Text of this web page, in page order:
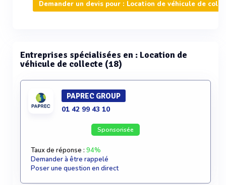
Demander un devis pour : Location de véhicule de
Entreprises spécialisées en : Location de
véhicule de collecte (18)
PAPREC GROUP
01 42 99 43 10
Sponsorisée
Taux de réponse : 94%
Demander à être rappelé
Poser une question en direct